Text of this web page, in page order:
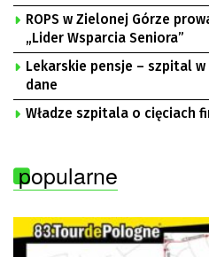
ROPS w Zielonej Górze
„Lider Wsparcia Seniora”
Lekarskie pensje – szpital
dane
Władze szpitala o cięciach
popularne